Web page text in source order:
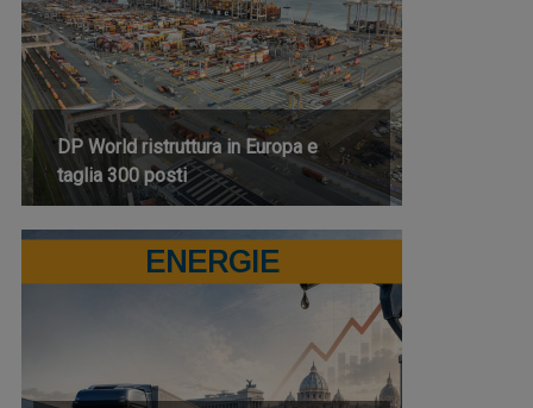
DP World ristruttura in Europa e
taglia 300 posti
ENERGIE